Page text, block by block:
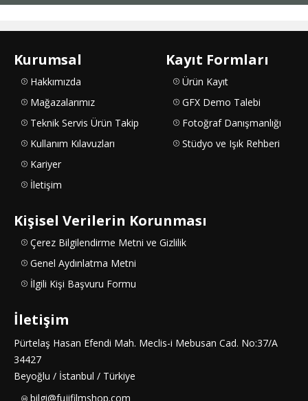
Kurumsal
Hakkımızda
Mağazalarımız
Teknik Servis Ürün Takip
Kullanım Kılavuzları
Kariyer
İletişim
Kayıt Formları
Ürün Kayıt
GFX Demo Talebi
Fotoğraf Danışmanlığı
Stüdyo ve Işık Rehberi
Kişisel Verilerin Korunması
Çerez Bilgilendirme Metni ve Gizlilik
Genel Aydınlatma Metni
İlgili Kişi Başvuru Formu
İletişim
Pürtelaş Hasan Efendi Mah. Meclis-i Mebusan Cad. No:37/A
34427
Beyoğlu / İstanbul / Türkiye
bilgi@fujifilmshop.com